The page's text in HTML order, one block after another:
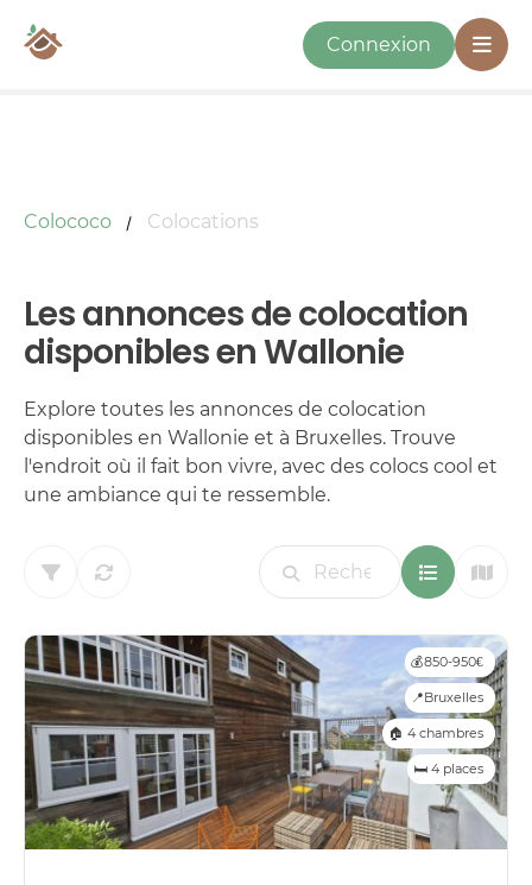
Connexion
Colococo Colocations
Les annonces de colocation
disponibles en Wallonie
Explore toutes les annonces de colocation
disponibles en Wallonie et à Bruxelles. Trouve
l'endroit où il fait bon vivre, avec des colocs cool et
une ambiance qui te ressemble.
💰850-950€
📍Bruxelles
🏠 4 chambres
🛏️ 4 places